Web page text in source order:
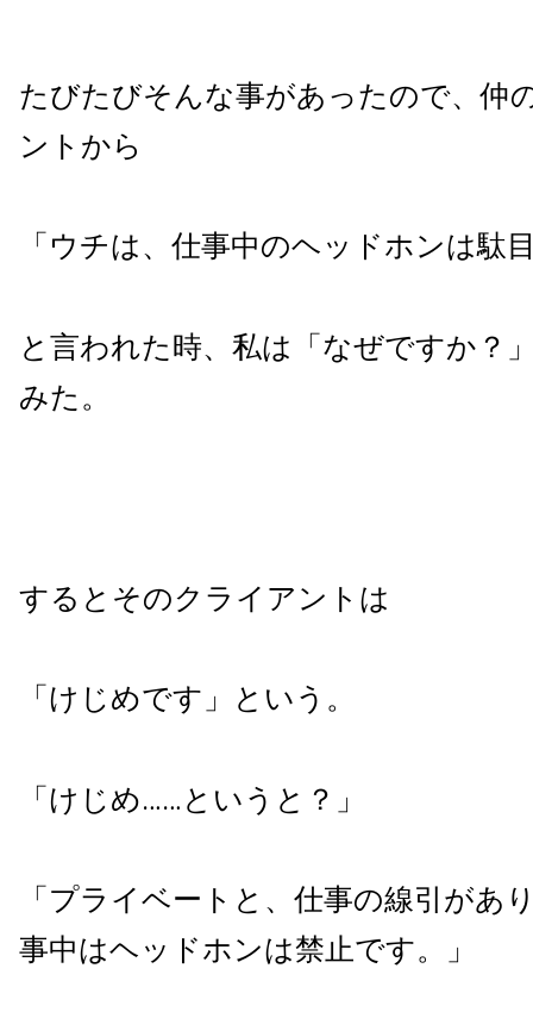
たびたびそんな事があったので、仲
ントから
「ウチは、仕事中のヘッドホンは駄
と言われた時、私は「なぜですか？
みた。
するとそのクライアントは
「けじめです」という。
「けじめ……というと？」
「プライベートと、仕事の線引があ
事中はヘッドホンは禁止です。」